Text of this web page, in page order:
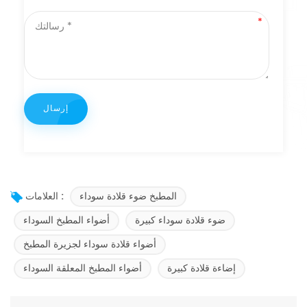
العلامات :
المطبخ ضوء قلادة سوداء
أضواء المطبخ السوداء
ضوء قلادة سوداء كبيرة
أضواء قلادة سوداء لجزيرة المطبخ
أضواء المطبخ المعلقة السوداء
إضاءة قلادة كبيرة